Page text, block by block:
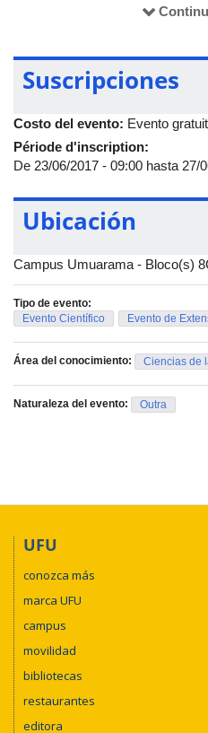
de leite longa vida para doação
de idosos.
com argumento de Ruggero
seis pessoas que vivem a vida
mostram, através de suas
atividades e bom humor.
especialistas (Alexandre
significado do envelhecimento
Suscripciones
Costo del evento: Evento
Période d'inscription:
De 23/06/2017 - 09:00 hasta 27/
Ubicación
Campus Umuarama - Bloco(s)
Tipo de evento:
Evento Científico
Evento de
Área del conocimiento: Ciencias de
Naturaleza del evento: Outra
UFU
conozca más
marca UFU
campus
movilidad
bibliotecas
restaurantes
editora